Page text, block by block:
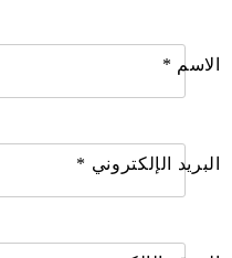
الاسم *
البريد الإلكتروني *